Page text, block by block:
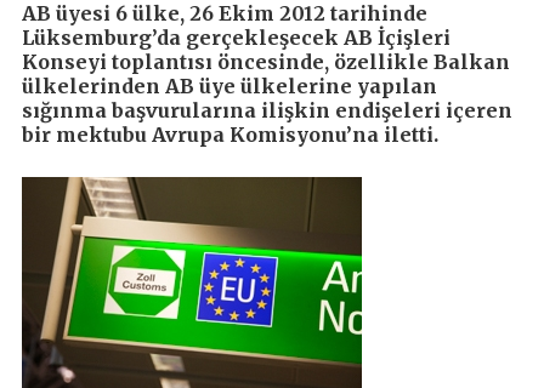
AB üyesi 6 ülke, 26 Ekim 2012 tarihinde
Lüksemburg’da gerçekleşecek AB İçişleri
Konseyi toplantısı öncesinde, özellikle Balkan
ülkelerinden AB üye ülkelerine yapılan
sığınma başvurularına ilişkin endişeleri içeren
bir mektubu Avrupa Komisyonu’na iletti.